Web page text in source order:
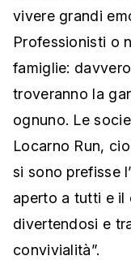
vivere grandi
Professionisti o
famiglie:
troveranno la
ognuno. Le
Locarno Run,
si sono prefisse
aperto a tutti e il
divertendosi e
convivialità”.